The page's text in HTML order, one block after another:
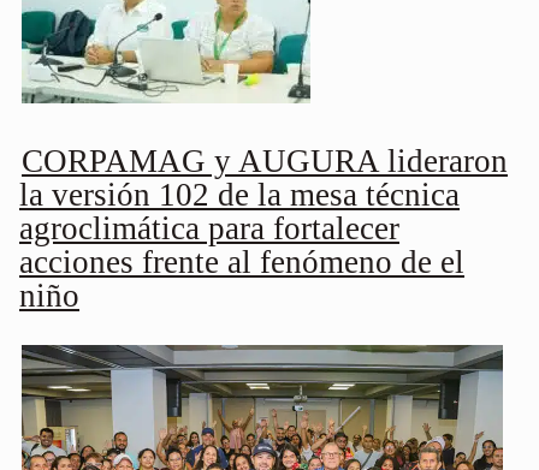
CORPAMAG y AUGURA lideraron
la versión 102 de la mesa técnica
agroclimática para fortalecer
acciones frente al fenómeno de el
niño